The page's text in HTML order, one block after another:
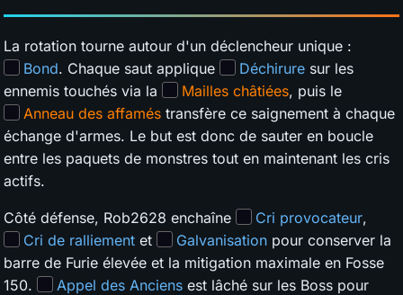
La rotation tourne autour d'un déclencheur unique :
Bond. Chaque saut applique Déchirure sur les
ennemis touchés via la
Mailles châtiées, puis le
Anneau des affamés transfère ce saignement à chaque
échange d'armes. Le but est donc de sauter en boucle
entre les paquets de monstres tout en maintenant les cris
actifs.
Côté défense, Rob2628 enchaîne Cri provocateur,
Cri de ralliement et Galvanisation pour conserver la
barre de Furie élevée et la mitigation maximale en Fosse
150.
Appel des Anciens est lâché sur les Boss pour